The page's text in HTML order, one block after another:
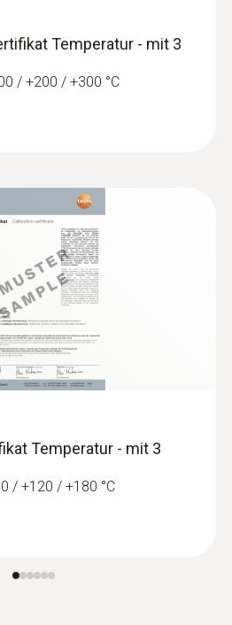
Luftfühler, Pt100
Für exakte
Temperatur - mit 3
/ +200 / +300 °C
Temperatur - mit 3
/ +120 / +180 °C